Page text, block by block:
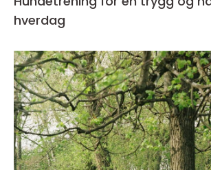
hverdag